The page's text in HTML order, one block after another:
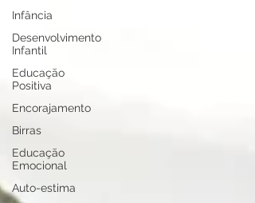
Infância
Desenvolvimento
Infantil
Educação
Positiva
Encorajamento
Birras
Educação
Emocional
Auto-estima